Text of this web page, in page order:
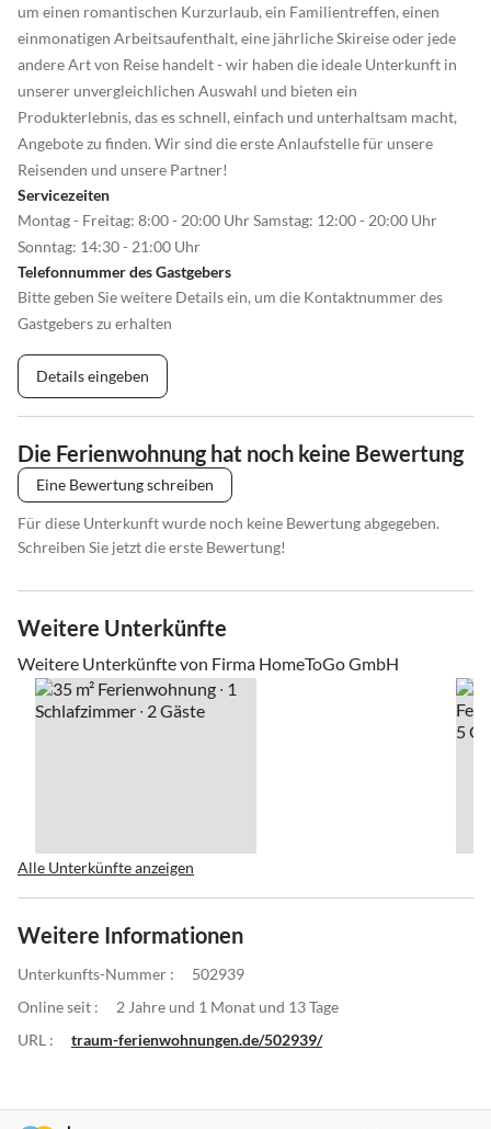
um einen romantischen Kurzurlaub, ein Familientreffen, einen
einmonatigen Arbeitsaufenthalt, eine jährliche Skireise oder jede
andere Art von Reise handelt - wir haben die ideale Unterkunft in
unserer unvergleichlichen Auswahl und bieten ein
Produkterlebnis, das es schnell, einfach und unterhaltsam macht,
Angebote zu finden. Wir sind die erste Anlaufstelle für unsere
Reisenden und unsere Partner!
Servicezeiten
Montag - Freitag: 8:00 - 20:00 Uhr Samstag: 12:00 - 20:00 Uhr
Sonntag: 14:30 - 21:00 Uhr
Telefonnummer des Gastgebers
Bitte geben Sie weitere Details ein, um die Kontaktnummer des
Gastgebers zu erhalten
Details eingeben
Die Ferienwohnung hat noch keine Bewertung
Eine Bewertung schreiben
Für diese Unterkunft wurde noch keine Bewertung abgegeben.
Schreiben Sie jetzt die erste Bewertung!
Weitere Unterkünfte
Weitere Unterkünfte von Firma HomeToGo GmbH
Alle Unterkünfte anzeigen
Weitere Informationen
Unterkunfts-Nummer :
502939
Online seit :
2 Jahre und 1 Monat und 13 Tage
URL :
traum-ferienwohnungen.de/502939/